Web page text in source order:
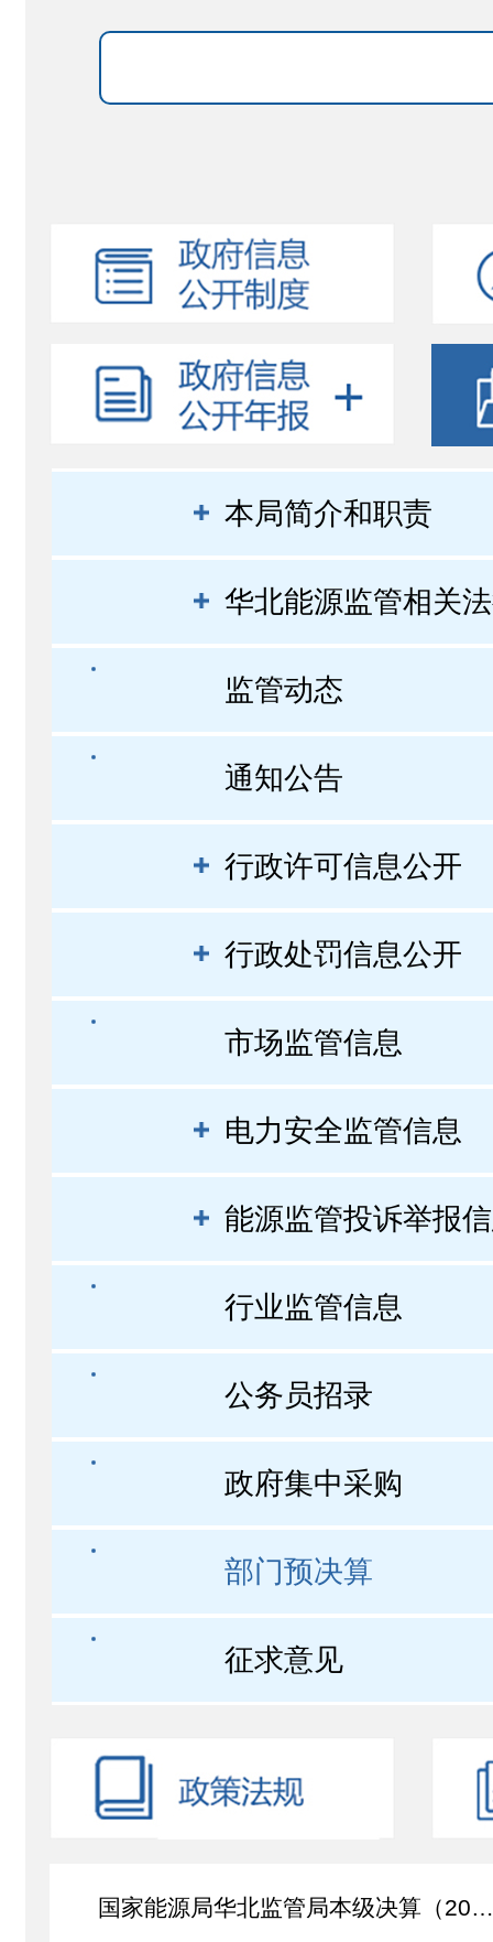
本局简介和职责
华北能源监管相关
监管动态
通知公告
行政许可信息公开
行政处罚信息公开
市场监管信息
电力安全监管信息
能源监管投诉举报
行业监管信息
公务员招录
政府集中采购
部门预决算
征求意见
国家能源局华北监管局本级决算（2025年度）